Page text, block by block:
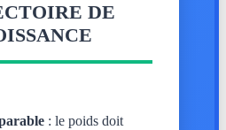
DE
: le poids doit